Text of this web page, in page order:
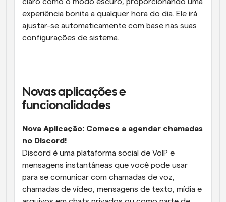
experiência bonita a qualquer hora do dia. Ele irá
ajustar-se automaticamente com base nas suas
configurações de sistema.
Novas aplicações e
funcionalidades
Nova Aplicação: Comece a agendar chamadas
no Discord!
Discord é uma plataforma social de VoIP e
mensagens instantâneas que você pode usar
para se comunicar com chamadas de voz,
chamadas de vídeo, mensagens de texto, mídia e